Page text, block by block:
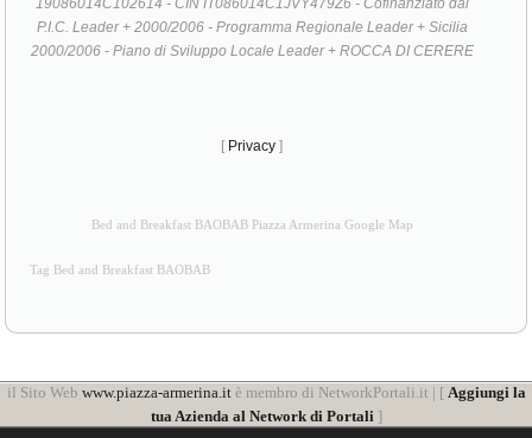
19086014C102614 - CIN IT086014C1JVY479Z6 - Cofinanziato dal
P.I.C. Leader + 2000/2006 - Programma Regionale Leader + Sicilia
2000/2006 - Piano di Sviluppo Locale Leader + ROCCA DI CERERE
[ Privacy ]
Bed and Breakfast BAOBAB Piazza Armerina Google Map
Tag Bed and Breakfast BAOBAB
il Sito Web www.piazza-armerina.itè membro di NetworkPortali.it | [ Aggiungi la
tua Azienda al Network di Portali]